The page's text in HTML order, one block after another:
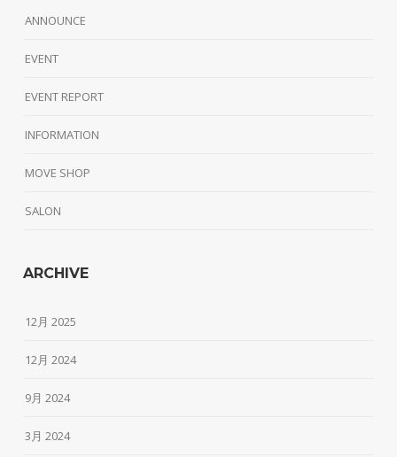
ANNOUNCE
EVENT
EVENT REPORT
INFORMATION
MOVE SHOP
SALON
ARCHIVE
12月 2025
12月 2024
9月 2024
3月 2024